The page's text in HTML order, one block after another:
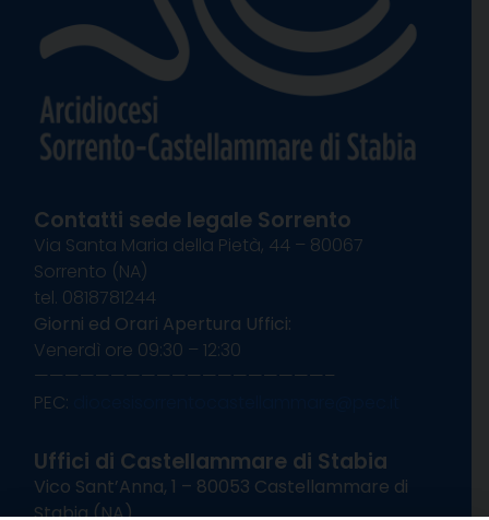
Contatti sede legale Sorrento
Via Santa Maria della Pietà, 44 – 80067
Sorrento (NA)
tel. 0818781244
Giorni ed Orari Apertura Uffici:
Venerdì ore 09:30 – 12:30
———————————————————–
PEC:
Uffici di Castellammare di Stabia
Vico Sant’Anna, 1 – 80053 Castellammare di
Stabia (NA)